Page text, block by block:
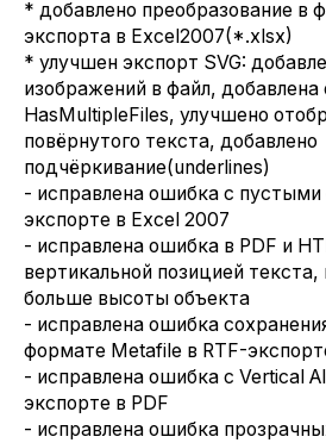
* добавлено преобразование в
экспорта в Excel2007(*.xlsx)
* улучшен экспорт SVG:
изображений в файл, добавлена
HasMultipleFiles, улучшено
повёрнутого текста, добавлено
подчёркивание(underlines)
- исправлена ошибка с
экспорте в Excel 2007
- исправлена ошибка в PDF и
вертикальной позицией
больше высоты объекта
- исправлена ошибка
формате Metafile в RTF-
- исправлена ошибка с Vertical
экспорте в PDF
- исправлена ошибка